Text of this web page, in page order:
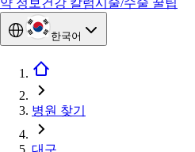
약 정보 건강 칼럼시술/수술 꿀팁
한국어
병원 찾기
대구